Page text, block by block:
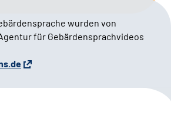
wurden von
Agentur für Gebärdensprachvideos